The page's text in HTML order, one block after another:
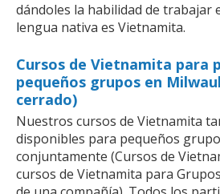
dándoles la habilidad de trabajar
lengua nativa es Vietnamita.
Cursos de Vietnamita para
pequeños grupos en
cerrado)
Nuestros cursos de Vietnamita
disponibles para pequeños
conjuntamente (Cursos de
cursos de Vietnamita para